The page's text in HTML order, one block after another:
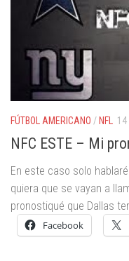
FÚTBOL AMERICANO / NFL 14
NFC ESTE – Mi
En este caso solo
quiera que se vayan a
pronostiqué que Dallas
Facebook